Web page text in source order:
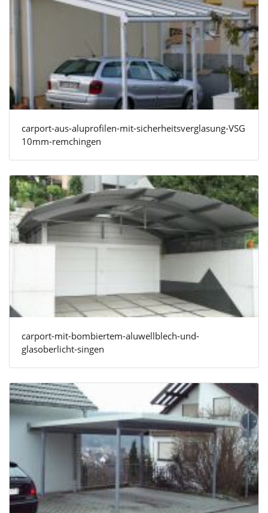
carport-aus-aluprofilen-mit-sicherheitsverglasung-VSG
10mm-remchingen
carport-mit-bombiertem-aluwellblech-und-
glasoberlicht-singen